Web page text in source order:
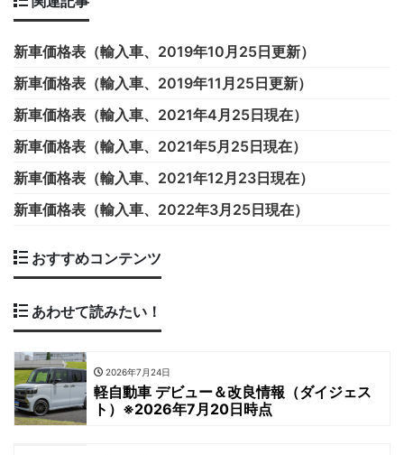
新車価格表（輸入車、2019年10月25日更新）
新車価格表（輸入車、2019年11月25日更新）
新車価格表（輸入車、2021年4月25日現在）
新車価格表（輸入車、2021年5月25日現在）
新車価格表（輸入車、2021年12月23日現在）
新車価格表（輸入車、2022年3月25日現在）
おすすめコンテンツ
あわせて読みたい！
2026年7月24日
軽自動車 デビュー＆改良情報（ダイジェス
ト）※2026年7月20日時点